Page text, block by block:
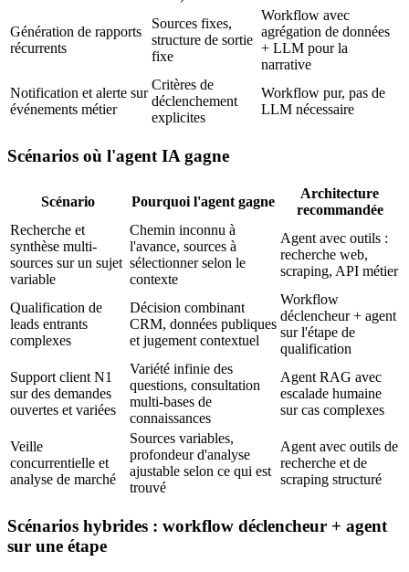
Génération de rapports
récurrents
Sources fixes,
structure de sortie
fixe
Workflow avec
agrégation de données
+ LLM pour la
narrative
Notification et alerte sur
événements métier
Critères de
déclenchement
explicites
Workflow pur, pas de
LLM nécessaire
Scénarios où l'agent IA gagne
Scénario Pourquoi l'agent gagne
Architecture
recommandée
Recherche et
synthèse multi-
sources sur un sujet
variable
Chemin inconnu à
l'avance, sources à
sélectionner selon le
contexte
Agent avec outils :
recherche web,
scraping, API métier
Qualification de
leads entrants
complexes
Décision combinant
CRM, données publiques
et jugement contextuel
Workflow
déclencheur + agent
sur l'étape de
qualification
Support client N1
sur des demandes
ouvertes et variées
Variété infinie des
questions, consultation
multi-bases de
connaissances
Agent RAG avec
escalade humaine
sur cas complexes
Veille
concurrentielle et
analyse de marché
Sources variables,
profondeur d'analyse
ajustable selon ce qui est
trouvé
Agent avec outils de
recherche et de
scraping structuré
Scénarios hybrides : workflow déclencheur + agent
sur une étape